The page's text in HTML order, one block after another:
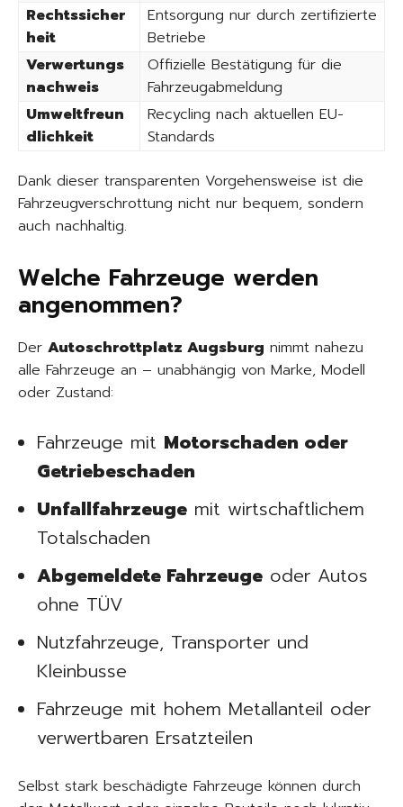
Rechtssicher
heit
Entsorgung nur durch zertifizierte
Betriebe
Verwertungs
nachweis
Offizielle Bestätigung für die
Fahrzeugabmeldung
Umweltfreun
dlichkeit
Recycling nach aktuellen EU-
Standards
Dank dieser transparenten Vorgehensweise ist die
Fahrzeugverschrottung nicht nur bequem, sondern
auch nachhaltig.
Welche Fahrzeuge werden
angenommen?
Der Autoschrottplatz Augsburg nimmt nahezu
alle Fahrzeuge an – unabhängig von Marke, Modell
oder Zustand:
Fahrzeuge mit Motorschaden oder
Getriebeschaden
Unfallfahrzeuge mit wirtschaftlichem
Totalschaden
Abgemeldete Fahrzeuge oder Autos
ohne TÜV
Nutzfahrzeuge, Transporter und
Kleinbusse
Fahrzeuge mit hohem Metallanteil oder
verwertbaren Ersatzteilen
Selbst stark beschädigte Fahrzeuge können durch